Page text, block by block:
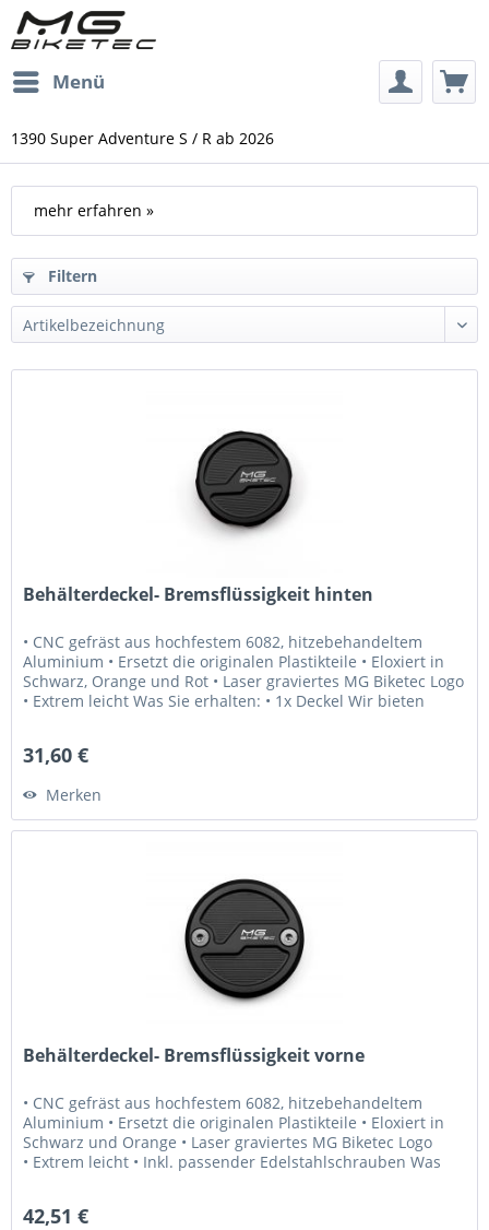
Menü
1390 Super Adventure S / R ab 2026
mehr erfahren »
Filtern
Behälterdeckel- Bremsflüssigkeit hinten
• CNC gefräst aus hochfestem 6082, hitzebehandeltem
Aluminium • Ersetzt die originalen Plastikteile • Eloxiert in
Schwarz, Orange und Rot • Laser graviertes MG Biketec Logo
• Extrem leicht Was Sie erhalten: • 1x Deckel Wir bieten
31,60 €
Merken
Behälterdeckel- Bremsflüssigkeit vorne
• CNC gefräst aus hochfestem 6082, hitzebehandeltem
Aluminium • Ersetzt die originalen Plastikteile • Eloxiert in
Schwarz und Orange • Laser graviertes MG Biketec Logo
• Extrem leicht • Inkl. passender Edelstahlschrauben Was
42,51 €